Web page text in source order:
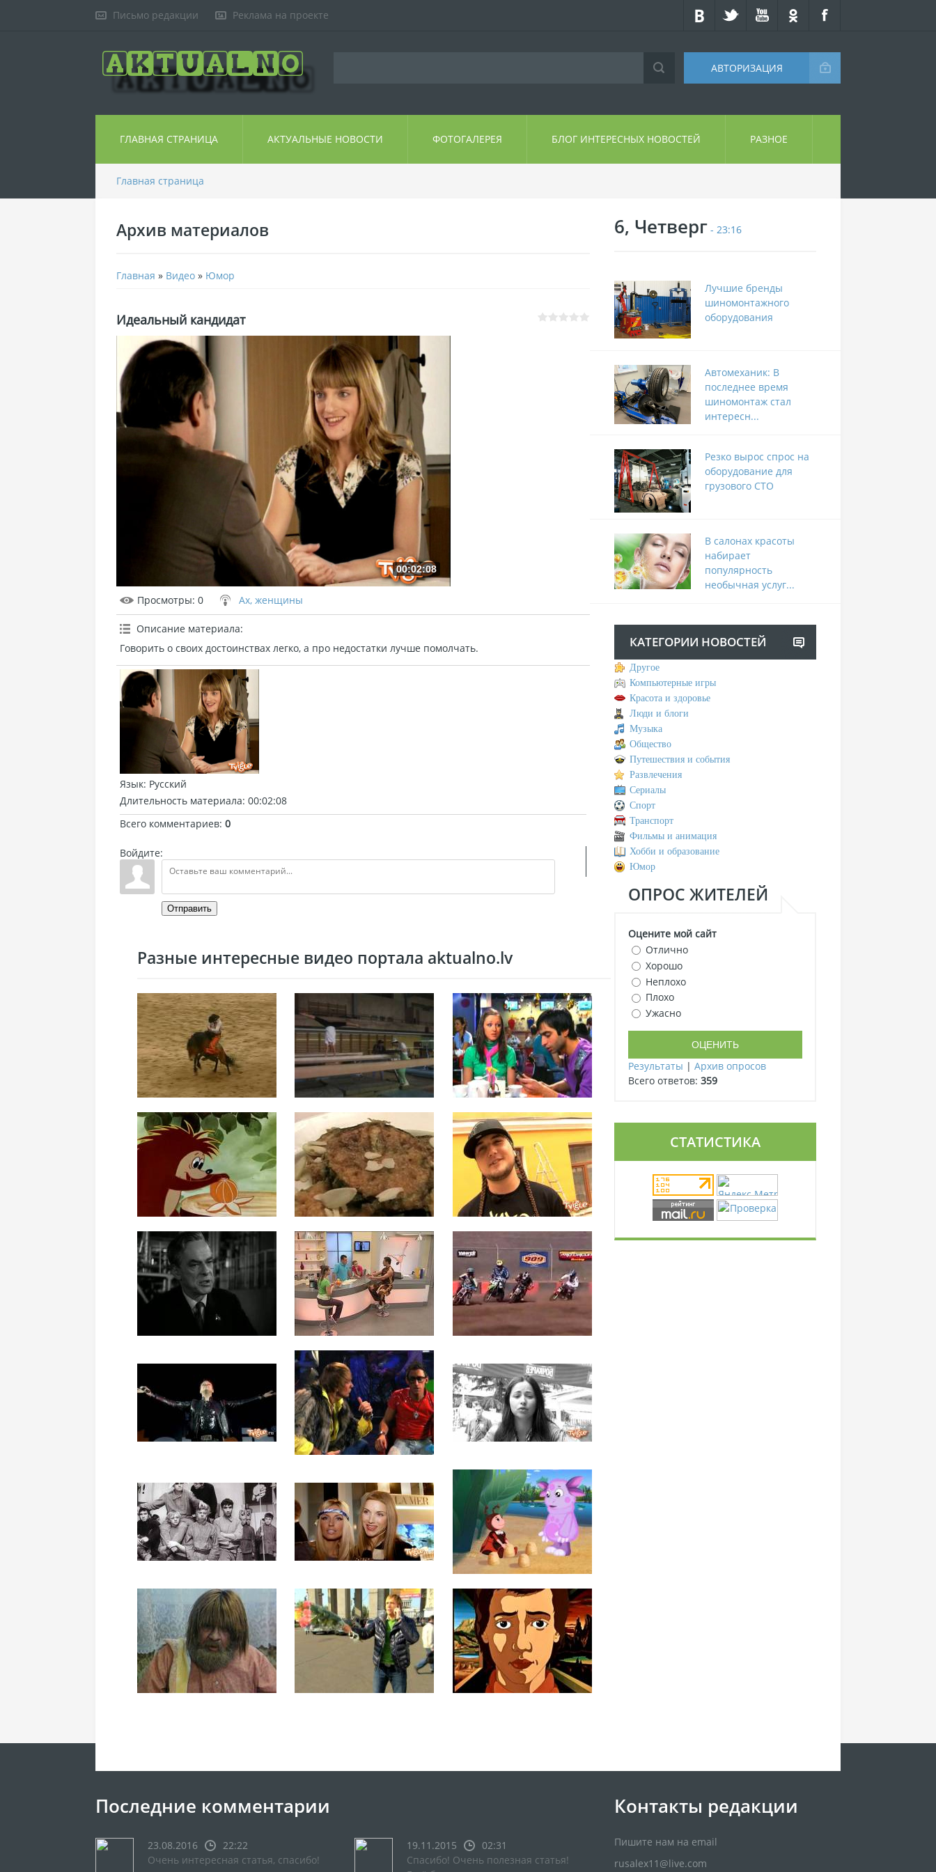
Письмо редакции Реклама на проекте
АВТОРИЗАЦИЯ
ГЛАВНАЯ СТРАНИЦА АКТУАЛЬНЫЕ НОВОСТИ ФОТОГАЛЕРЕЯ БЛОГ ИНТЕРЕСНЫХ НОВОСТЕЙ РАЗНОЕ
Главная страница
Архив материалов
Главная » Видео » Юмор
Идеальный кандидат
00:02:08
Просмотры: 0 Ах, женщины
Описание материала:
Говорить о своих достоинствах легко, а про недостатки лучше помолчать.
Язык: Русский
Длительность материала: 00:02:08
Всего комментариев: 0
Войдите:
Отправить
Разные интересные видео портала aktualno.lv
6, Четверг - 23:16
Лучшие бренды
шиномонтажного
оборудования
Автомеханик: В
последнее время
шиномонтаж стал
интересн...
Резко вырос спрос на
оборудование для
грузового СТО
В салонах красоты
набирает
популярность
необычная услуг...
КАТЕГОРИИ НОВОСТЕЙ
Другое
Компьютерные игры
Красота и здоровье
Люди и блоги
Музыка
Общество
Путешествия и события
Развлечения
Сериалы
Спорт
Транспорт
Фильмы и анимация
Хобби и образование
Юмор
ОПРОС ЖИТЕЛЕЙ
Оцените мой сайт
Отлично
Хорошо
Неплохо
Плохо
Ужасно
Результаты | Архив опросов
Всего ответов: 359
СТАТИСТИКА
Последние комментарии
23.08.2016
22:22
Очень интересная статья, спасибо!
19.11.2015
02:31
Спасибо! Очень полезная статья!
Контакты редакции
Пишите нам на email
rusalex11@live.com